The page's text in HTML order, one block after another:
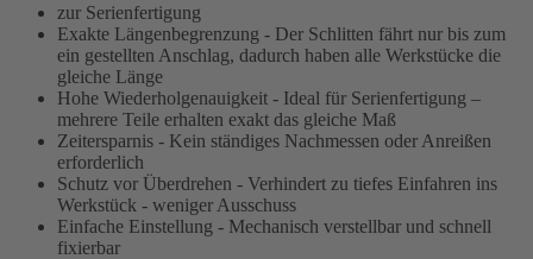
zur Serienfertigung
Exakte Längenbegrenzung - Der Schlitten fährt nur bis zum
ein gestellten Anschlag, dadurch haben alle Werkstücke die
gleiche Länge
Hohe Wiederholgenauigkeit - Ideal für Serienfertigung –
mehrere Teile erhalten exakt das gleiche Maß
Zeitersparnis - Kein ständiges Nachmessen oder Anreißen
erforderlich
Schutz vor Überdrehen - Verhindert zu tiefes Einfahren ins
Werkstück - weniger Ausschuss
Einfache Einstellung - Mechanisch verstellbar und schnell
fixierbar